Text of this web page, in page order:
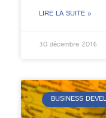
LIRE LA SUITE »
30 décembre 2016
BUSINESS